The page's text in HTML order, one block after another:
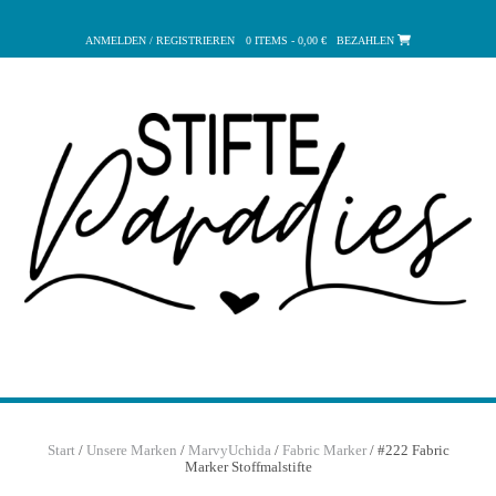
springen
ANMELDEN / REGISTRIEREN 0 ITEMS - 0,00 € BEZAHLEN
Start/ Unsere Marken / MarvyUchida/ Fabric Marker/ #222 Fabric
Marker Stoffmalstifte